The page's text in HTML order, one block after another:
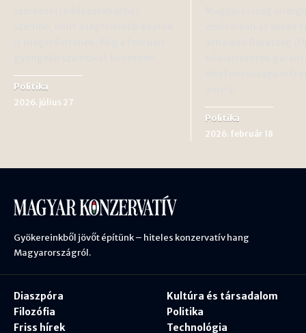
Politika
2026. július 27
Politika
2026. február 18
Gyökereinkből jövőt építünk – hiteles konzervatív hang
Magyarországról.
Diaszpóra
Filozófia
Friss hírek
Kultúra és társadalom
Politika
Technológia